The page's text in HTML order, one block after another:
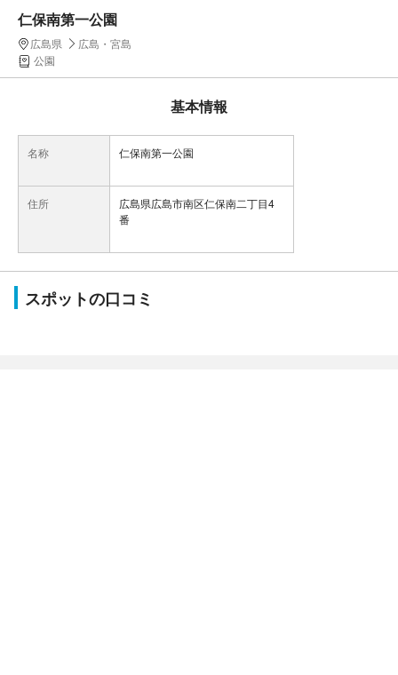
仁保南第一公園
広島県
広島・宮島
公園
基本情報
名称 仁保南第一公園
住所
広島県広島市南区仁保南二丁目4
番
スポットの口コミ